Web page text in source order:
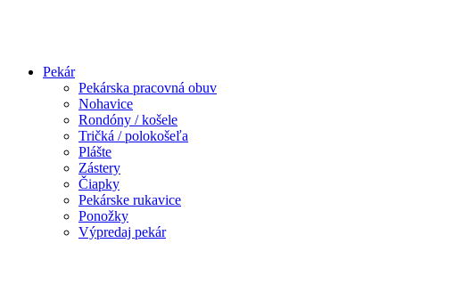
Pekár
Pekárska pracovná obuv
Nohavice
Rondóny / košele
Tričká / polokošeľa
Plášte
Zástery
Čiapky
Pekárske rukavice
Ponožky
Výpredaj pekár